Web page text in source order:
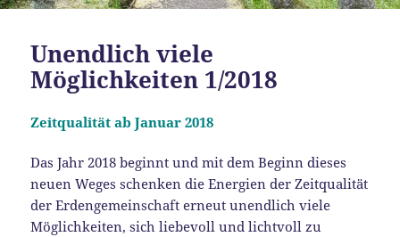
Unendlich viele
Möglichkeiten 1/2018
Zeitqualität ab Januar 2018
Das Jahr 2018 beginnt und mit dem Beginn dieses
neuen Weges schenken die Energien der Zeitqualität
der Erdengemeinschaft erneut unendlich viele
Möglichkeiten, sich liebevoll und lichtvoll zu